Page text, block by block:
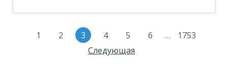
1 2 3 4 5 6 …
1753
Следующая